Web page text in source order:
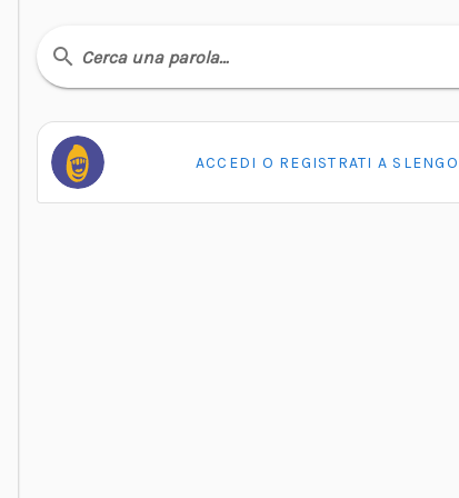
Cerca una parola…
ACCEDI O REGISTRATI A SLENGO